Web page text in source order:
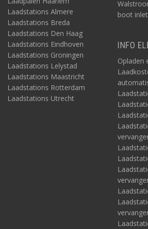
Laadstations Almere
Laadstations Breda
Laadstations Den Haag
Laadstations Eindhoven
Laadstations Groningen
Laadstations Lelystad
Laadstations Maastricht
Laadstations Rotterdam
Laadstations Utrecht
boot
INFO
Opladen